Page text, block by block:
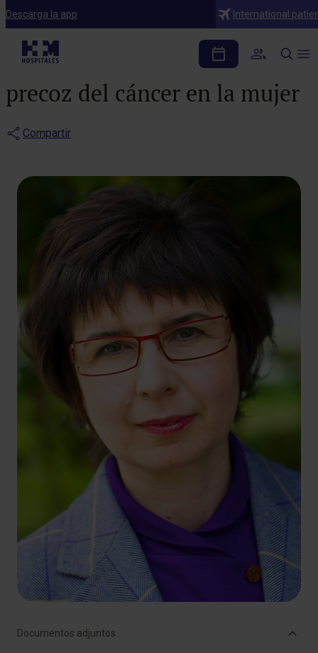
Descarga la app International
Notas de prensa
Claves en positivo para
la prevención y el diagnóstico
precoz del cáncer en la mujer
Compartir
Documentos adjuntos